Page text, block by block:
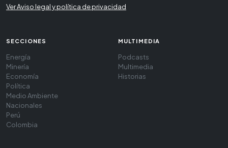
Ver Aviso legal y política de privacidad
SECCIONES
Energía
Minería
Economía
Política
Medio Ambiente
Nacionales
Perú
Colombia
MULTIMEDIA
Podcasts
Multimedia
Historias